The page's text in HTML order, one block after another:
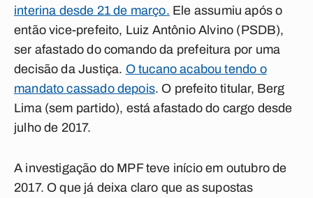
interina desde 21 de março. Ele assumiu após o
então vice-prefeito, Luiz Antônio Alvino (PSDB),
ser afastado do comando da prefeitura por uma
decisão da Justiça. O tucano acabou tendo o
mandato cassado depois. O prefeito titular, Berg
Lima (sem partido), está afastado do cargo desde
julho de 2017.
A investigação do MPF teve início em outubro de
2017. O que já deixa claro que as supostas